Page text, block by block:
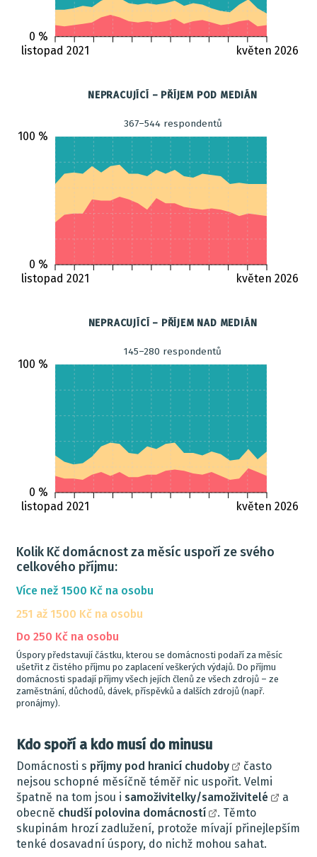
0 %
listopad 2021 květen 2026
NEPRACUJÍCÍ – PŘÍJEM POD MEDIÁN
367–544 respondentů
0 %
100 %
listopad 2021 květen 2026
NEPRACUJÍCÍ – PŘÍJEM NAD MEDIÁN
145–280 respondentů
0 %
100 %
listopad 2021 květen 2026
Kolik Kč domácnost za měsíc uspoří ze svého
celkového příjmu:
Více než 1500 Kč na osobu
251 až 1500 Kč na osobu
Do 250 Kč na osobu
Úspory představují částku, kterou se domácnosti podaří za měsíc
ušetřit z čistého příjmu po zaplacení veškerých výdajů. Do příjmu
domácnosti spadají příjmy všech jejích členů ze všech zdrojů – ze
zaměstnání, důchodů, dávek, příspěvků a dalších zdrojů (např.
pronájmy).
Kdo spoří a kdo musí do minusu
Domácnosti s příjmy pod hranicí chudoby
často
nejsou schopné měsíčně téměř nic uspořit. Velmi
špatně na tom jsou i samoživitelky/samoživitelé
a
obecně chudší polovina domácností
. Těmto
skupinám hrozí zadlužení, protože mívají přinejlepším
tenké dosavadní úspory, do nichž mohou sahat.